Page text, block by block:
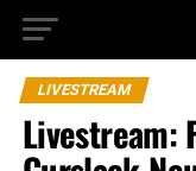
LIVESTREAM
Livestream: